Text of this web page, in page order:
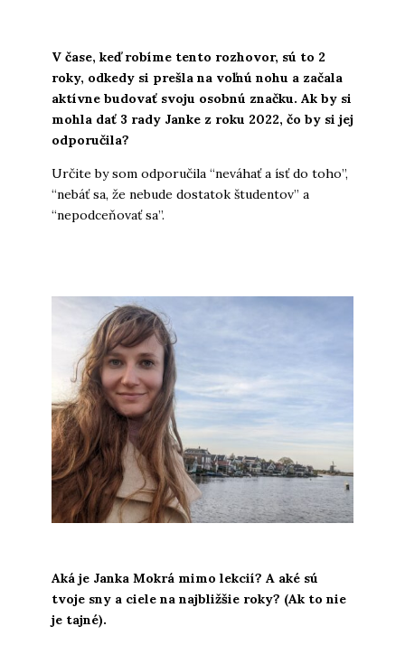
V čase, keď robíme tento rozhovor, sú to 2
roky, odkedy si prešla na voľnú nohu a začala
aktívne budovať svoju osobnú značku. Ak by si
mohla dať 3 rady Janke z roku 2022, čo by si jej
odporučila?
Určite by som odporučila “neváhať a ísť do toho”,
“nebáť sa, že nebude dostatok študentov” a
“nepodceňovať sa”.
Aká je Janka Mokrá mimo lekcií? A aké sú
tvoje sny a ciele na najbližšie roky? (Ak to nie
je tajné).